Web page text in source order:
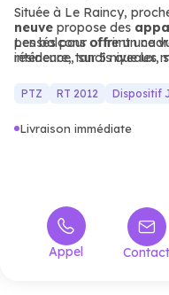
Située à Le Raincy,
neuve propose des
pensés pour offrir un
résidence, sur 5 niveaux,
Les balcons offrent une
intérieure, tandis que les
stratégique pour les
recherchant un habitat
PTZ RT 2012 Dispositif
Livraison immédiate
Appel Contact